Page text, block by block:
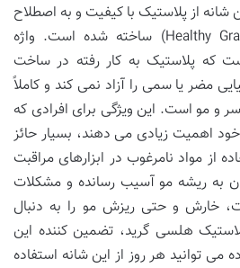
از پلاستیک با کیفیت و به اصطلاح
هلسی گرید (Healthy Grade Plastic) ساخته شده است. واژه
که پلاستیک به کار رفته در ساخت
مضر یا سمی را آزاد نمی کند و کاملاً
و مو است. این ویژگی برای افرادی که
اهمیت زیادی می دهند، بسیار حائز
از مواد نامرغوب در ابزارهای مراقبت
به ریشه مو آسیب رسانده و مشکلات
خارش و حتی ریزش مو را به دنبال
هلسی گرید، تضمین کننده این
توانید هر روز از این شانه استفاده